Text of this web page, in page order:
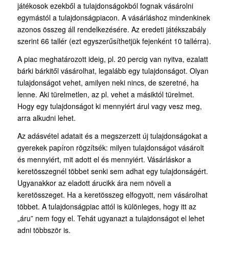
játékosok ezekből a tulajdonságokból fognak vásárolni
egymástól a tulajdonságpiacon. A vásárláshoz mindenkinek
azonos összeg áll rendelkezésére. Az eredeti játékszabály
szerint 66 tallér (ezt egyszerűsíthetjük fejenként 10 tallérra).
A piac meghatározott ideig, pl. 20 percig van nyitva, ezalatt
bárki bárkitől vásárolhat, legalább egy tulajdonságot. Olyan
tulajdonságot vehet, amilyen neki nincs, de szeretné, ha
lenne. Aki türelmetlen, az pl. vehet a másiktól türelmet.
Hogy egy tulajdonságot ki mennyiért árul vagy vesz meg,
arra alkudni lehet.
Az adásvétel adatait és a megszerzett új tulajdonságokat a
gyerekek papíron rögzítsék: milyen tulajdonságot vásárolt
és mennyiért, mit adott el és mennyiért. Vásárláskor a
keretösszegnél többet senki sem adhat egy tulajdonságért.
Ugyanakkor az eladott árucikk ára nem növeli a
keretösszeget. Ha a keretösszeg elfogyott, nem vásárolhat
többet. A tulajdonságpiac attól is különleges, hogy itt az
„áru” nem fogy el. Tehát ugyanazt a tulajdonságot el lehet
adni többször is.